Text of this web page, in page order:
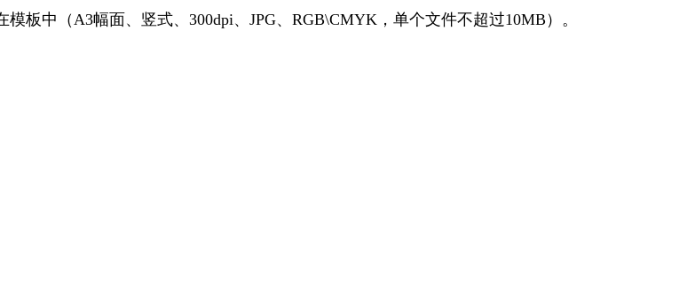
板中（A3幅面、竖式、300dpi、JPG、RGB\CMYK，单个文件不超过10MB）。